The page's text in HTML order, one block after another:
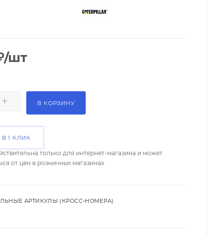
/шт
В КОРЗИНУ
1 КЛИК
только для интернет-магазина и может
от цен в розничных магазинах
АРТИКУЛЫ (КРОСС-НОМЕРА)